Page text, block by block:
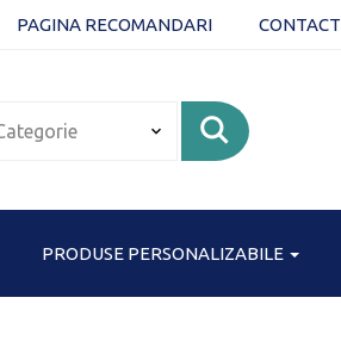
PAGINA RECOMANDARI CONTACT
PRODUSE PERSONALIZABILE